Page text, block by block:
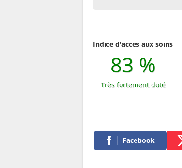
Indice d'accès aux soins
83 %
Très fortement doté
Facebook